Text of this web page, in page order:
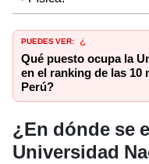
PUEDES VER: ¿
Qué puesto ocupa la
en el ranking de las 10
Perú?
¿En dónde se
Universidad